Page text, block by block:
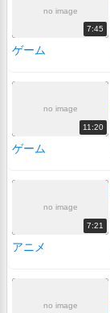
no image
7:45
ゲーム
no image
11:20
ゲーム
no image
7:21
アニメ
no image